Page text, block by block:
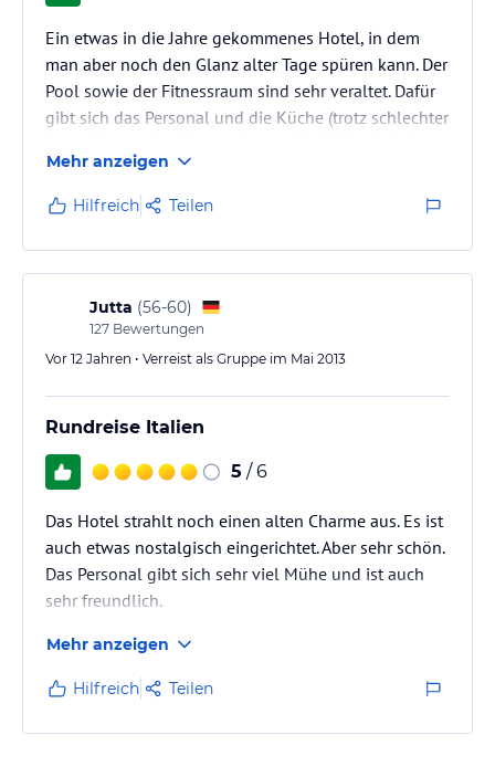
Ein etwas in die Jahre gekommenes Hotel, in dem
man aber noch den Glanz alter Tage spüren kann. Der
Pool sowie der Fitnessraum sind sehr veraltet. Dafür
gibt sich das Personal und die Küche (trotz schlechter
Hotel meiner Italienrundreise hat man sich so nett
und freundlich um uns gekümmert wie hier.
Mit dem Auto sind viele Städte der Toskana gut zu
erreichen. Um das Hotel herum findet man einige
Restaurants. Der Weg in die Altstadt dauert etwa 30
Minuten, lohnt…
Mehr anzeigen
Hilfreich Teilen
Jutta (56-60)
127 Bewertungen
Vor 12 Jahren • Verreist als Gruppe im Mai 2013
Rundreise Italien
5 / 6
Das Hotel strahlt noch einen alten Charme aus. Es ist
auch etwas nostalgisch eingerichtet. Aber sehr schön.
Das Personal gibt sich sehr viel Mühe und ist auch
sehr freundlich.
Mehr anzeigen
Hilfreich Teilen